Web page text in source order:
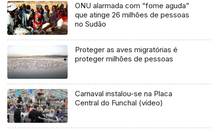
ONU alarmada com “fome aguda”
que atinge 26 milhões de pessoas
no Sudão
Proteger as aves migratórias é
proteger milhões de pessoas
Carnaval instalou-se na Placa
Central do Funchal (vídeo)